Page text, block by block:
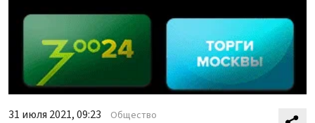
31 июля 2021, 09:23 Общество